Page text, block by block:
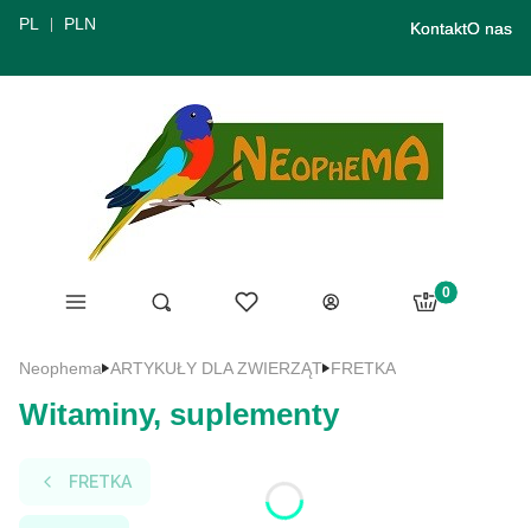
PL PLN KontaktO nas
Menu Otwórz wyszukiwarkę
Szukaj Ulubione
Zaloguj się
Produkty w
Koszyk
Neophema ARTYKUŁY DLA ZWIERZĄT FRETKA
Witaminy, suplementy
FRETKA